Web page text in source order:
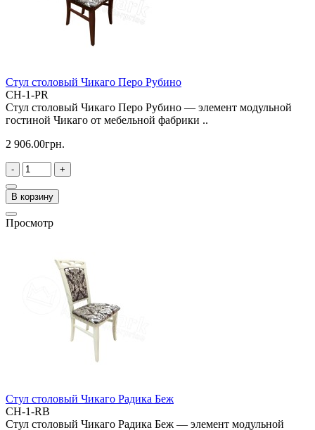
Стул столовый Чикаго Перо Рубино
CH-1-PR
Стул столовый Чикаго Перо Рубино — элемент модульной
гостиной Чикаго от мебельной фабрики ..
2 906.00грн.
- +
В корзину
Просмотр
Стул столовый Чикаго Радика Беж
CH-1-RB
Стул столовый Чикаго Радика Беж — элемент модульной